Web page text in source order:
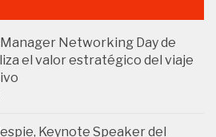
Networking Day de
el valor estratégico del viaje
Keynote Speaker del